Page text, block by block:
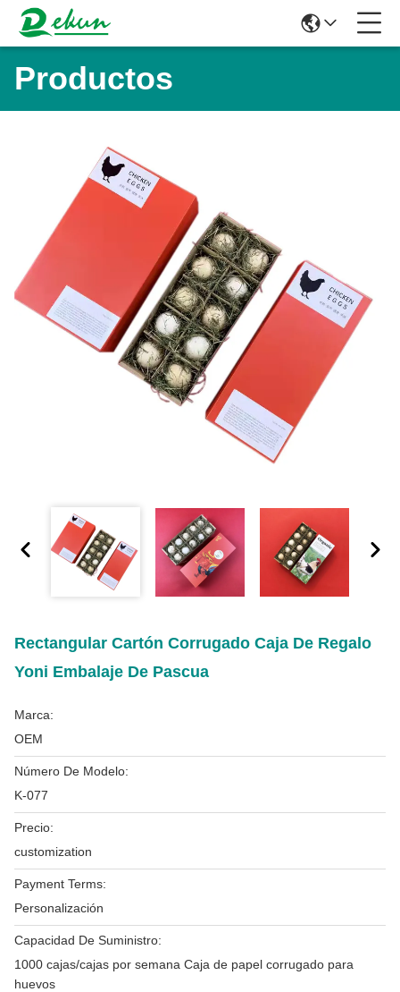
Productos
Rectangular Cartón Corrugado Caja De Regalo
Yoni Embalaje De Pascua
Marca:
OEM
Número De Modelo:
K-077
Precio:
customization
Payment Terms:
Personalización
Capacidad De Suministro:
1000 cajas/cajas por semana Caja de papel corrugado para
huevos